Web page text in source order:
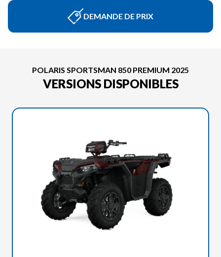
DEMANDE DE PRIX
POLARIS SPORTSMAN 850 PREMIUM 2025
VERSIONS DISPONIBLES